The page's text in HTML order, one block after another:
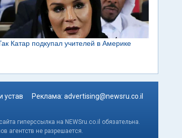
устав Реклама: advertising@newsru.co.il
гиперссылка на NEWSru.co.il обязательна.
агентств не разрешается.